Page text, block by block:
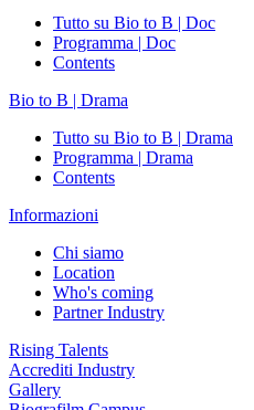
Tutto su Bio to B | Doc
Programma | Doc
Contents
Bio to B | Drama
Tutto su Bio to B | Drama
Programma | Drama
Contents
Informazioni
Chi siamo
Location
Who's coming
Partner Industry
Rising Talents
Accrediti Industry
Gallery